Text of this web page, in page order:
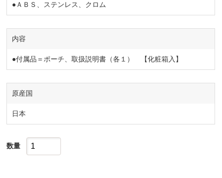
●ＡＢＳ、ステンレス、クロム
内容
●付属品＝ポーチ、取扱説明書（各１） 【化粧箱入】
原産国
日本
数量